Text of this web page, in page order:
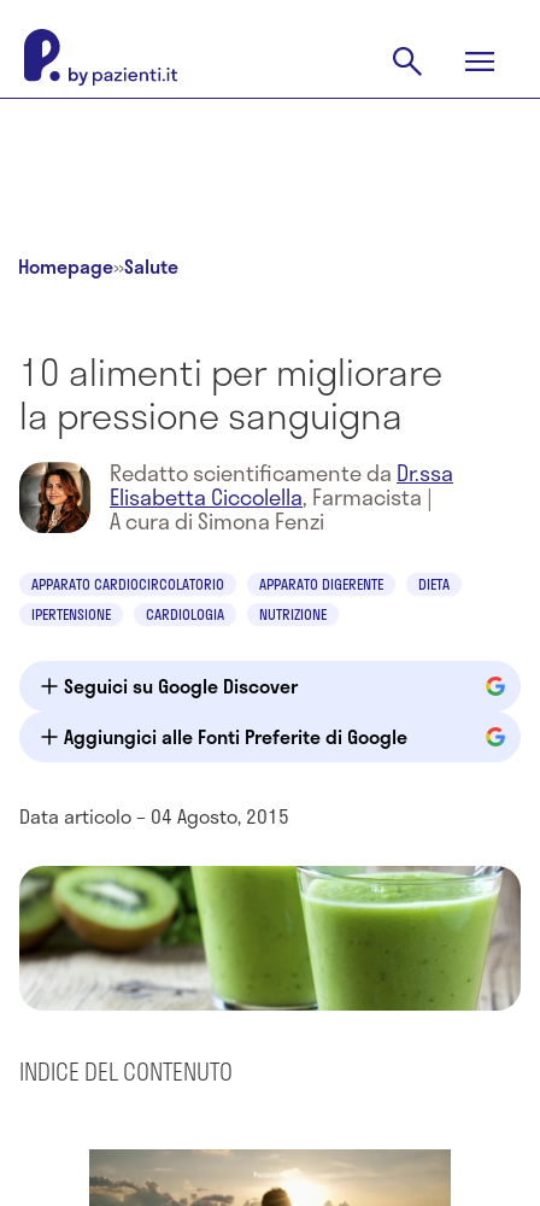
Homepage»Salute
10 alimenti per migliorare
la pressione sanguigna
Redatto scientificamente da Dr.ssa
Elisabetta Ciccolella, Farmacista |
A cura di Simona Fenzi
APPARATO CARDIOCIRCOLATORIO APPARATO DIGERENTE
DIETA
IPERTENSIONE
CARDIOLOGIA NUTRIZIONE
Seguici su Google Discover
Aggiungici alle Fonti Preferite di Google
Data articolo – 04 Agosto, 2015
INDICE DEL CONTENUTO